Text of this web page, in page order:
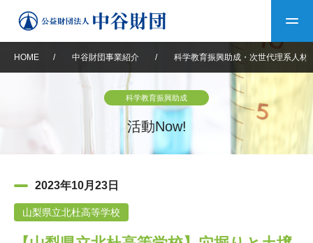
中谷財団について
設立趣意書
中谷財団事業紹介中谷財団動画紹介
HOME / 中谷財団事業紹介 / 科学教育振興助成・次世代理系人材
科学教育振興助成
活動Now!
2023年10月23日
山梨県立北杜高等学校